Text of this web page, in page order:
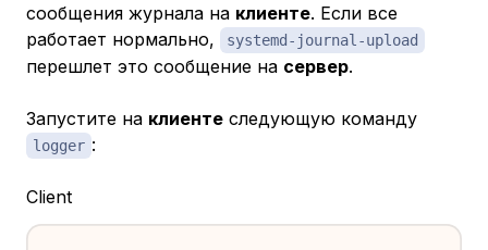
сообщения журнала на клиенте. Если все
работает нормально,
systemd-journal-upload
перешлет это сообщение на сервер.
Запустите на клиенте следующую команду
logger :
Client